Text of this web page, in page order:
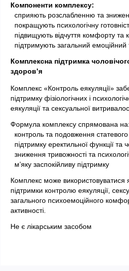
Компоненти комплексу:
сприяють розслабленню та
покращують психологічну
підвищують відчуття комфорту та
підтримують загальний емоційний
Комплексна підтримка
здоров’я
Комплекс «Контроль еякуляції»
підтримку фізіологічних і
еякуляції та сексуальної
Формула комплексу спрямована на:
контроль та подовження статевого
підтримку еректильної функції та
зниження тривожності та
м’яку заспокійливу підтримку
Комплекс може використовуватися
підтримки контролю еякуляції,
загального психоемоційного
активності.
Не є лікарським засобом